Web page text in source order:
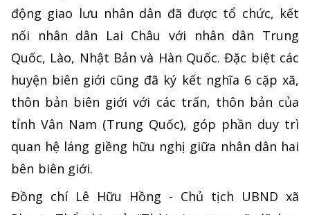
động giao lưu nhân dân đã được tổ chức, kết
nối nhân dân Lai Châu với nhân dân Trung
Quốc, Lào, Nhật Bản và Hàn Quốc. Đặc biệt các
huyện biên giới cũng đã ký kết nghĩa 6 cặp xã,
thôn bản biên giới với các trấn, thôn bản của
tỉnh Vân Nam (Trung Quốc), góp phần duy trì
quan hệ láng giềng hữu nghị giữa nhân dân hai
bên biên giới.
Đồng chí Lê Hữu Hồng - Chủ tịch UBND xã